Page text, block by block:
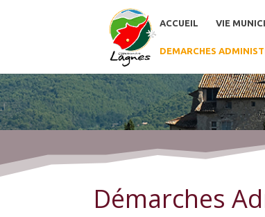
ACCUEIL VIE
DEMARCHES
Démarches
Démarches